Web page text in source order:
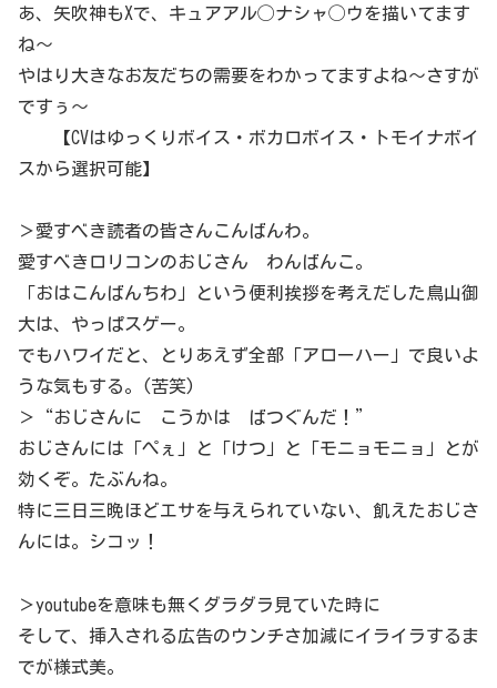
あ、矢吹神もXで、キュアアル◯ナシャ◯ウを描いてます
ね〜
やはり大きなお友だちの需要をわかってますよね〜さすが
ですぅ〜
【CVはゆっくりボイス・ボカロボイス・トモイナボイ
スから選択可能】
＞愛すべき読者の皆さんこんばんわ。
愛すべきロリコンのおじさん わんばんこ。
「おはこんばんちわ」という便利挨拶を考えだした鳥山御
大は、やっぱスゲー。
でもハワイだと、とりあえず全部「アローハー」で良いよ
うな気もする。(苦笑)
＞“おじさんに こうかは ばつぐんだ！”
おじさんには「ぺぇ」と「けつ」と「モニョモニョ」とが
効くぞ。たぶんね。
特に三日三晩ほどエサを与えられていない、飢えたおじさ
んには。シコッ！
＞youtubeを意味も無くダラダラ見ていた時に
そして、挿入される広告のウンチさ加減にイライラするま
でが様式美。